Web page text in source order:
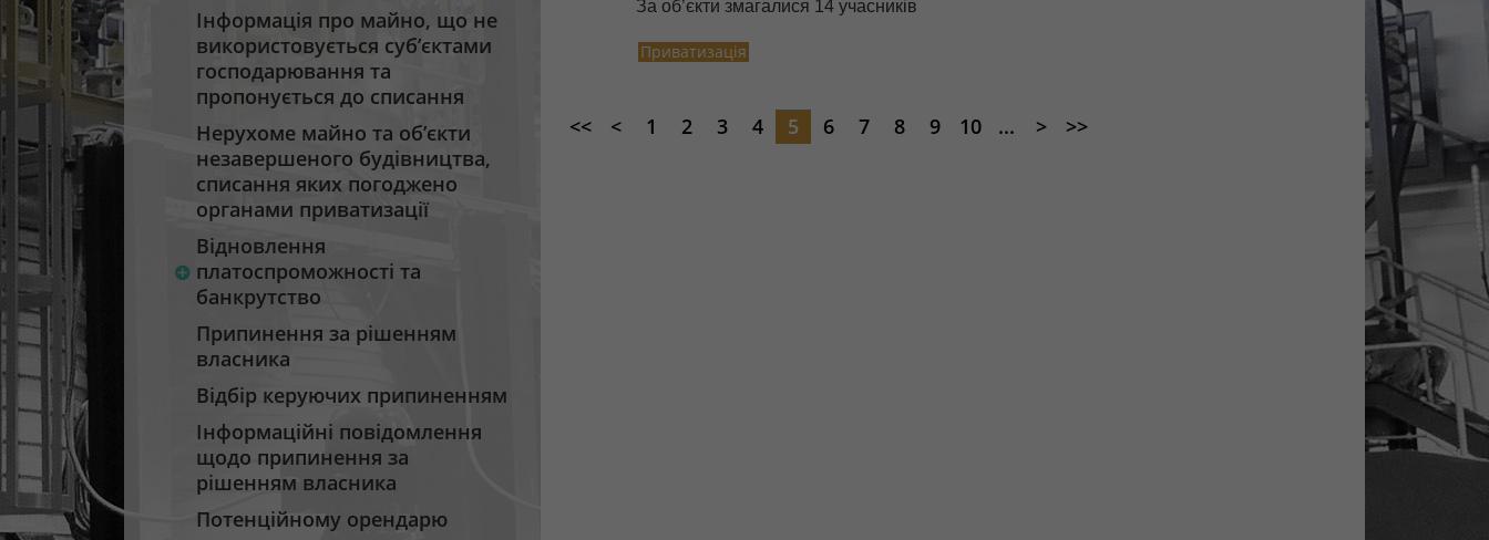
Інформація про майно, що не
використовується суб’єктами
господарювання та
пропонується до списання
Нерухоме майно та об’єкти
незавершеного будівництва,
списання яких погоджено
органами приватизації
Відновлення
платоспроможності та
банкрутство
Припинення за рішенням
власника
Відбір керуючих припиненням
Інформаційні повідомлення
щодо припинення за
рішенням власника
Потенційному орендарю
За об’єкти змагалися 14 учасників
Приватизація
<< < 1 2 3 4 5 6 7 8 9 10 ... > >>